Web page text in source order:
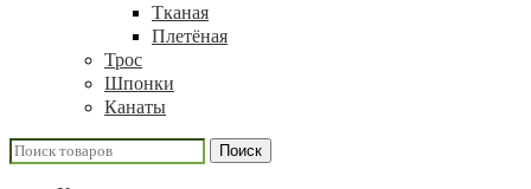
Тканая
Плетёная
Трос
Шпонки
Канаты
Поиск